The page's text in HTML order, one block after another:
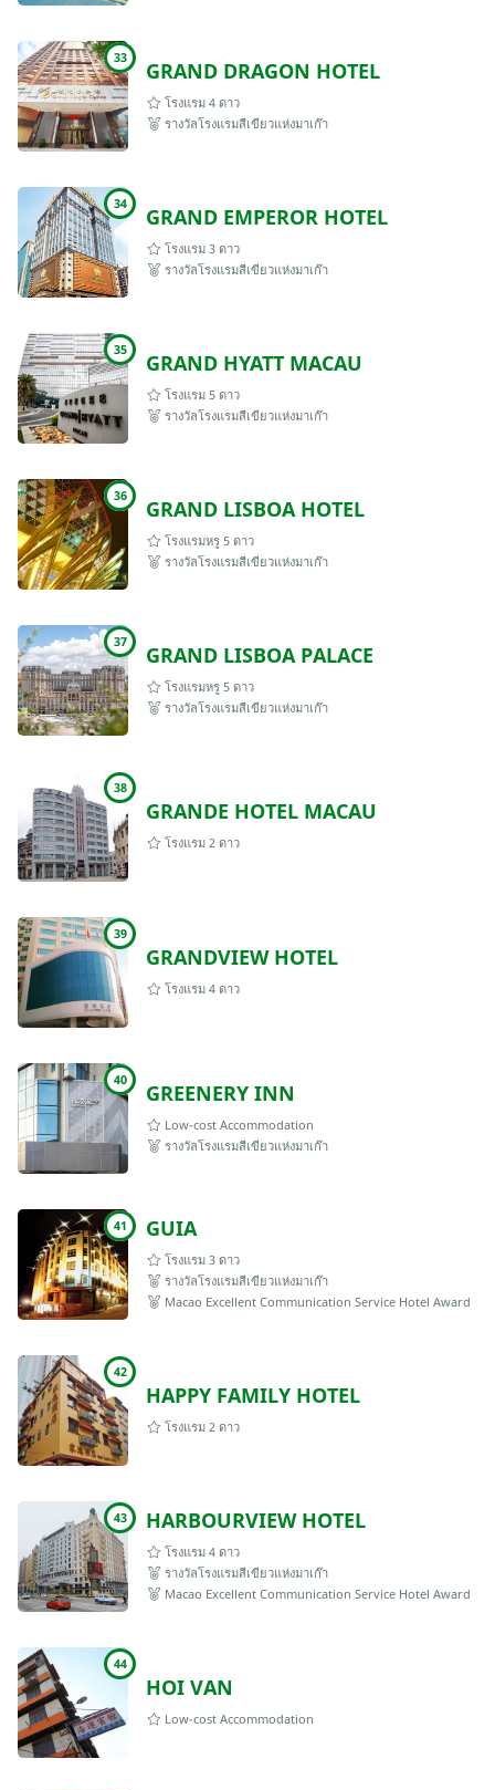
33 GRAND DRAGON HOTEL
โรงแรม 4 ดาว
รางวัลโรงแรมสีเขียวแห่งมาเก๊า
34 GRAND EMPEROR HOTEL
โรงแรม 3 ดาว
รางวัลโรงแรมสีเขียวแห่งมาเก๊า
35 GRAND HYATT MACAU
โรงแรม 5 ดาว
รางวัลโรงแรมสีเขียวแห่งมาเก๊า
36 GRAND LISBOA HOTEL
โรงแรมหรู 5 ดาว
รางวัลโรงแรมสีเขียวแห่งมาเก๊า
37 GRAND LISBOA PALACE
โรงแรมหรู 5 ดาว
รางวัลโรงแรมสีเขียวแห่งมาเก๊า
38
GRANDE HOTEL MACAU
โรงแรม 2 ดาว
39
GRANDVIEW HOTEL
โรงแรม 4 ดาว
40 GREENERY INN
Low-cost Accommodation
รางวัลโรงแรมสีเขียวแห่งมาเก๊า
41 GUIA
โรงแรม 3 ดาว
รางวัลโรงแรมสีเขียวแห่งมาเก๊า
Macao Excellent Communication Service Hotel Award
42
HAPPY FAMILY HOTEL
โรงแรม 2 ดาว
43 HARBOURVIEW HOTEL
โรงแรม 4 ดาว
รางวัลโรงแรมสีเขียวแห่งมาเก๊า
Macao Excellent Communication Service Hotel Award
44
HOI VAN
Low-cost Accommodation